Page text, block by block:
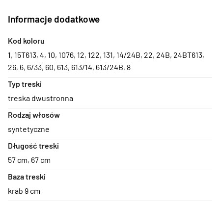
Informacje dodatkowe
Kod koloru
1, 15T613, 4, 10, 1076, 12, 122, 131, 14/24B, 22, 24B, 24BT613,
26, 6, 6/33, 60, 613, 613/14, 613/24B, 8
Typ treski
treska dwustronna
Rodzaj włosów
syntetyczne
Długość treski
57 cm, 67 cm
Baza treski
krab 9 cm